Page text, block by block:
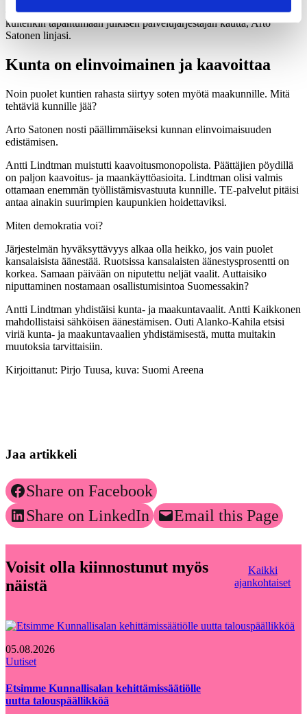
– Käyttäjät pääsevät valitsemaan. Kaikkein vaativin hoito tulee
kuitenkin tapahtumaan julkisen palvelujärjestäjän kautta, Arto
Satonen linjasi.
Kunta on elinvoimainen ja kaavoittaa
Noin puolet kuntien rahasta siirtyy soten myötä maakunnille. Mitä
tehtäviä kunnille jää?
Arto Satonen nosti päällimmäiseksi kunnan elinvoimaisuuden
edistämisen.
Antti Lindtman muistutti kaavoitusmonopolista. Päättäjien pöydillä
on paljon kaavoitus- ja maankäyttöasioita. Lindtman olisi valmis
ottamaan enemmän työllistämisvastuuta kunnille. TE-palvelut pitäisi
antaa ainakin suurimpien kaupunkien hoidettaviksi.
Miten demokratia voi?
Järjestelmän hyväksyttävyys alkaa olla heikko, jos vain puolet
kansalaisista äänestää. Ruotsissa kansalaisten äänestysprosentti on
korkea. Samaan päivään on niputettu neljät vaalit. Auttaisiko
niputtaminen nostamaan osallistumisintoa Suomessakin?
Antti Lindtman yhdistäisi kunta- ja maakuntavaalit. Antti Kaikkonen
mahdollistaisi sähköisen äänestämisen. Outi Alanko-Kahila etsisi
viriä kunta- ja maakuntavaalien yhdistämisestä, mutta muitakin
muutoksia tarvittaisiin.
Kirjoittanut: Pirjo Tuusa, kuva: Suomi Areena
Jaa artikkeli
Share on Facebook
Share on LinkedIn
Email this Page
Voisit olla kiinnostunut myös
näistä
Kaikki
ajankohtaiset
05.08.2026
Uutiset
Etsimme Kunnallisalan kehittämissäätiölle
uutta talouspäällikköä